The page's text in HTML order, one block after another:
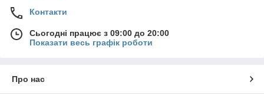
Контакти
Сьогодні працює з 09:00 до 20:00
Показати весь графік роботи
Про нас